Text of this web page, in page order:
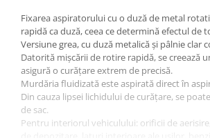
Fixarea aspiratorului cu o duză de metal
rapidă ca duză, ceea ce determină efectul de
Versiune grea, cu duză metalică și pâlnie clar
Datorită mișcării de rotire rapidă, se creează
asigură o curățare extrem de precisă.
Murdăria fluidizată este aspirată direct în
Din cauza lipsei lichidului de curățare, se
de sac.
Pentru interiorul vehiculului: orificii de